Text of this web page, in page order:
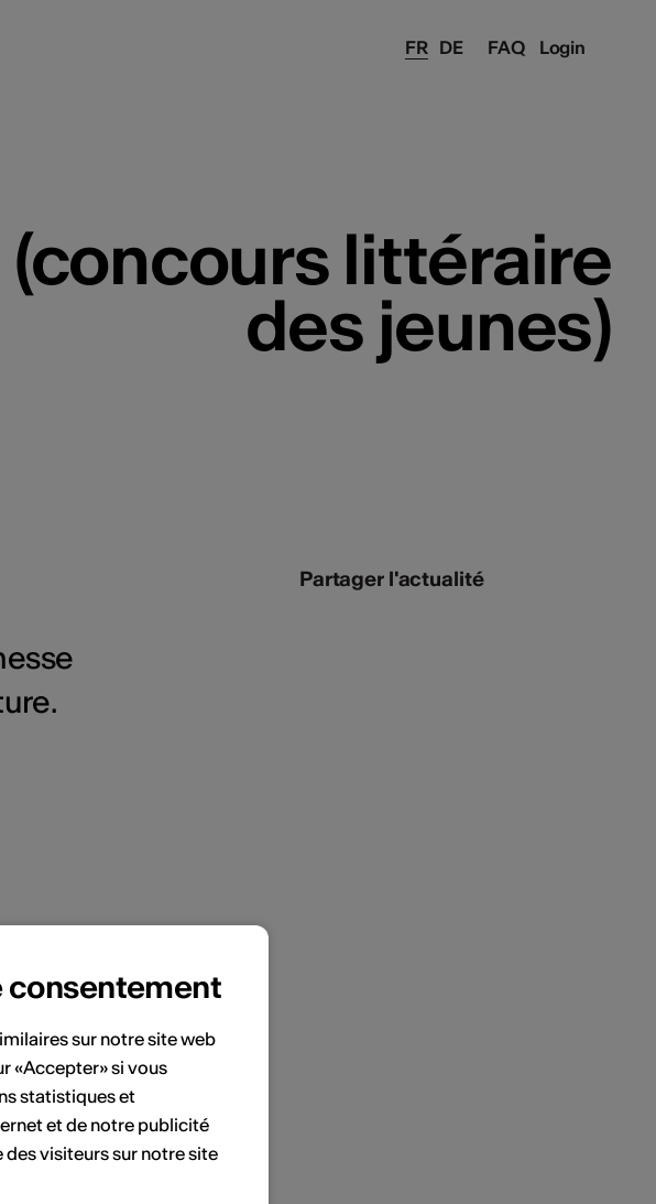
FAQ Login
FR DE
littéraire
des jeunes)
Partager l'actualité
consentement
sur notre site web
«Accepter» si vous
statistiques et
et de notre publicité
des visiteurs sur notre site